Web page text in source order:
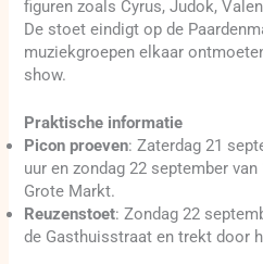
figuren zoals Cyrus, Judok,
De stoet eindigt op de
muziekgroepen elkaar
show.
Praktische informatie
Picon proeven: Zaterdag 21
uur en zondag 22 september
Grote Markt.
Reuzenstoet: Zondag 22
de Gasthuisstraat en trekt door